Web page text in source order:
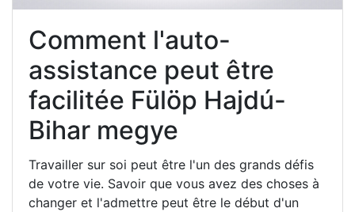
Comment l'auto-
assistance peut être
facilitée Fülöp Hajdú-
Bihar megye
Travailler sur soi peut être l'un des grands défis
de votre vie. Savoir que vous avez des choses à
changer et l'admettre peut être le début d'un